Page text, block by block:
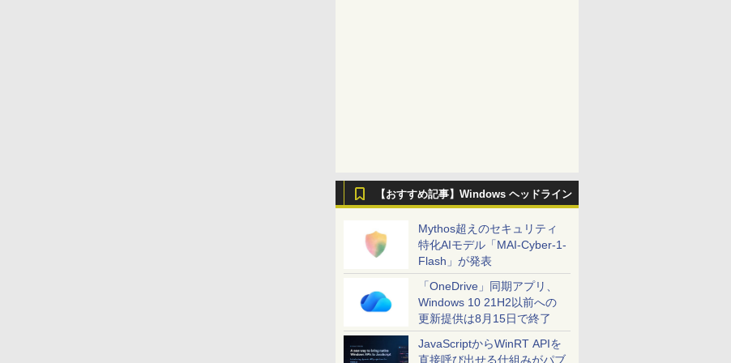
【おすすめ記事】Windows ヘッドライン
Mythos超えのセキュリティ
特化AIモデル「MAI-Cyber-1-
Flash」が発表
「OneDrive」同期アプリ、
Windows 10 21H2以前への
更新提供は8月15日で終了
JavaScriptからWinRT APIを
直接呼び出せる仕組みがパブ